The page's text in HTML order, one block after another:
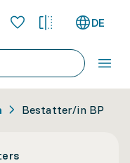
DE
Bestatter/in BP